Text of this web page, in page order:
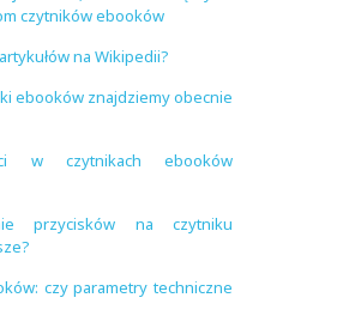
czytników ebooków
na Wikipedii?
ebooków znajdziemy obecnie
w czytnikach ebooków
przycisków na czytniku
czy parametry techniczne